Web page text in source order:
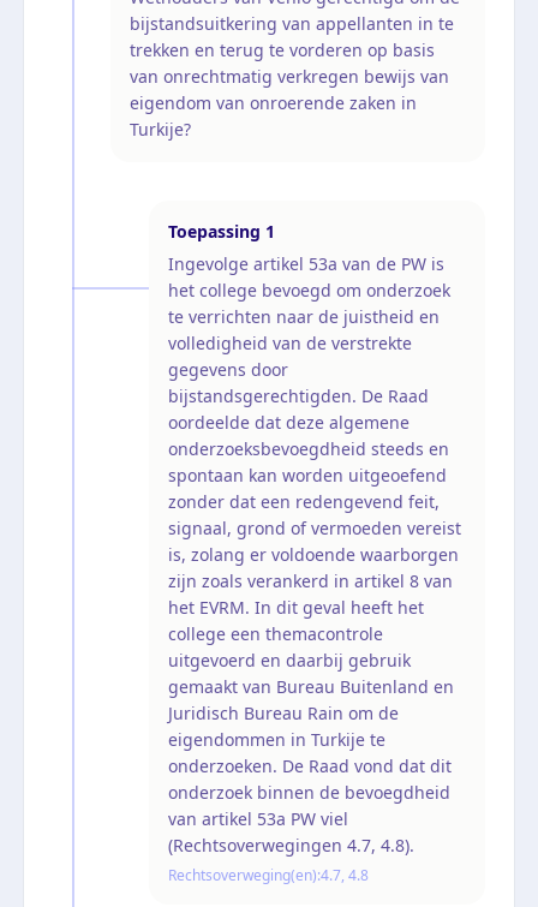
bijstandsuitkering van appellanten in te
trekken en terug te vorderen op basis
van onrechtmatig verkregen bewijs van
eigendom van onroerende zaken in
Turkije?
Toepassing 1
Ingevolge artikel 53a van de PW is
het college bevoegd om onderzoek
te verrichten naar de juistheid en
volledigheid van de verstrekte
gegevens door
bijstandsgerechtigden. De Raad
oordeelde dat deze algemene
onderzoeksbevoegdheid steeds en
spontaan kan worden uitgeoefend
zonder dat een redengevend feit,
signaal, grond of vermoeden vereist
is, zolang er voldoende waarborgen
zijn zoals verankerd in artikel 8 van
het EVRM. In dit geval heeft het
college een themacontrole
uitgevoerd en daarbij gebruik
gemaakt van Bureau Buitenland en
Juridisch Bureau Rain om de
eigendommen in Turkije te
onderzoeken. De Raad vond dat dit
onderzoek binnen de bevoegdheid
van artikel 53a PW viel
(Rechtsoverwegingen 4.7, 4.8).
Rechtsoverweging(en):4.7, 4.8